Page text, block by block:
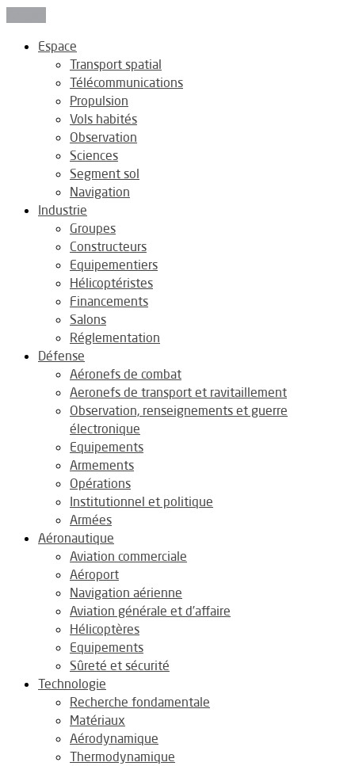
Espace
Transport spatial
Télécommunications
Propulsion
Vols habités
Observation
Sciences
Segment sol
Navigation
Industrie
Groupes
Constructeurs
Equipementiers
Hélicoptéristes
Financements
Salons
Réglementation
Défense
Aéronefs de combat
Aeronefs de transport et ravitaillement
Observation, renseignements et guerre
électronique
Equipements
Armements
Opérations
Institutionnel et politique
Armées
Aéronautique
Aviation commerciale
Aéroport
Navigation aérienne
Aviation générale et d’affaire
Hélicoptères
Equipements
Sûreté et sécurité
Technologie
Recherche fondamentale
Matériaux
Aérodynamique
Thermodynamique